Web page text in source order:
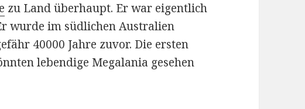
zu Land überhaupt. Er war eigentlich
wurde im südlichen Australien
40000 Jahre zuvor. Die ersten
lebendige Megalania gesehen